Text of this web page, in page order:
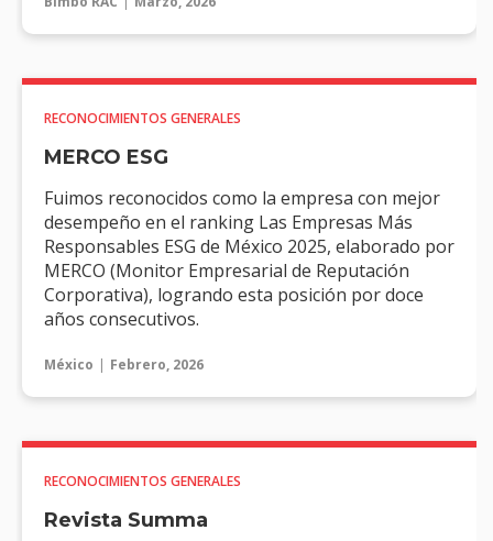
RECONOCIMIENTOS GENERALES
MERCO ESG
Fuimos reconocidos como la empresa con mejor
desempeño en el ranking Las Empresas Más
Responsables ESG de México 2025, elaborado por
MERCO (Monitor Empresarial de Reputación
Corporativa), logrando esta posición por doce
años consecutivos.
México Febrero, 2026
RECONOCIMIENTOS GENERALES
Revista Summa